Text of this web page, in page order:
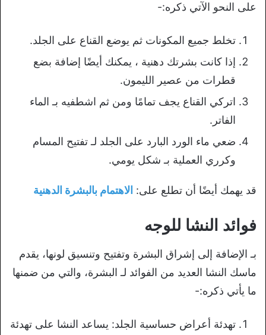
على النحو الآتي ذكره:-
تخلط جميع المكونات ثم يوضع القناع على الجلد.
إذا كانت بشرتك دهنية ، يمكنك أيضًا إضافة بضع
قطرات من عصير الليمون.
اتركي القناع يجف تمامًا ومن ثم اشطفيه بـ الماء
الفاتر.
ضعي ماء الورد البارد على الجلد لـ تفتيح المسام
وكرري العملية بـ شكل يومي.
قد يهمك أيضًا أن تطلع على: الاهتمام بالبشرة الدهنية
فوائد النشا للوجه
بـ الإضافة إلى إشراق البشرة وتفتيح وتنسيق لونها، يقدم
ماسك النشا العديد من الفوائد لـ البشرة، والتي من ضمنها
ما يأتي ذكره:-
تهدئة أعراض حساسية الجلد: يساعد النشا على تهدئة